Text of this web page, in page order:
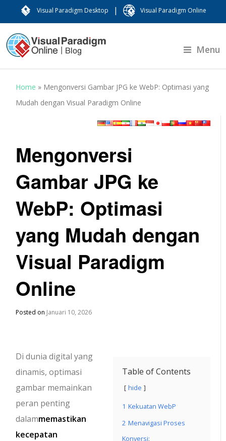
Visual Paradigm Desktop | Visual Paradigm Online
Menu
Home » Mengonversi Gambar JPG ke WebP: Optimasi yang
Mudah dengan Visual Paradigm Online
Mengonversi
Gambar JPG ke
WebP: Optimasi
yang Mudah dengan
Visual Paradigm
Online
Posted on Januari 10, 2026
Table of Contents
hide
1 Kekuatan WebP
2 Menavigasi Proses
Konversi:
Di dunia digital yang
dinamis, optimasi
gambar memainkan
peran penting
dalammemastikan
kecepatan